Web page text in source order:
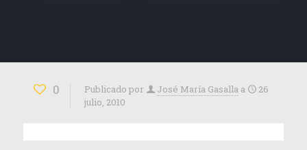
0 Publicado por José María Gasalla a
26
julio, 2010